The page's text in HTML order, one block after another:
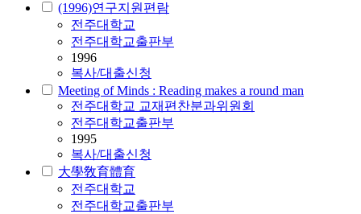
(1996)연구지원편람
전주대학교
전주대학교출판부
1996
복사/대출신청
Meeting of Minds : Reading makes a round man
전주대학교 교재편찬분과위원회
전주대학교출판부
1995
복사/대출신청
大學敎育體育
전주대학교
전주대학교출판부